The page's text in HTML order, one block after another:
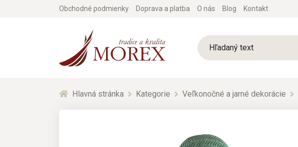
Obchodné podmienky Doprava a platba O nás Blog Kontakt
Hlavná stránka Kategorie Veľkonočné a jarné dekorácie